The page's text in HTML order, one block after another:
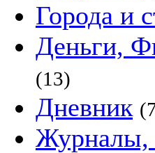
Города и
Деньги,
(13)
Дневник
Журналы,